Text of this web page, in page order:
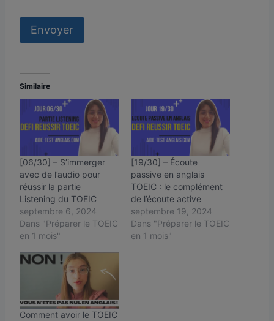
Similaire
[06/30] – S’immerger
avec de l’audio pour
réussir la partie
Listening du TOEIC
septembre 6, 2024
Dans "Préparer le TOEIC
en 1 mois"
[19/30] – Écoute
passive en anglais
TOEIC : le complément
de l’écoute active
septembre 19, 2024
Dans "Préparer le TOEIC
en 1 mois"
Comment avoir le TOEIC